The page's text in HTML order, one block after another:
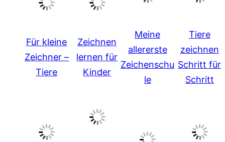
Für kleine
Zeichner –
Tiere
Zeichnen
lernen für
Kinder
Meine
allererste
Zeichenschu
le
Tiere
zeichnen
Schritt für
Schritt